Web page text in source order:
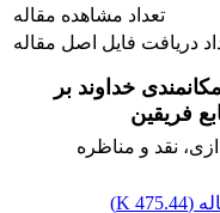
تعداد مشاهده مقاله
دریافت فایل اصل مقاله
خداوند بر
فریقین
نقد و مناظره
(
475.44 K
)